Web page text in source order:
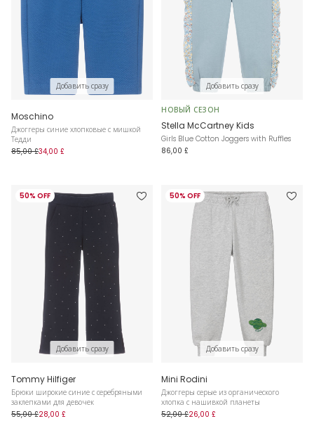
Добавить сразу
Moschino
Джоггеры синие хлопковые с мишкой
Тедди
85,00 £34,00 £
Добавить сразу
НОВЫЙ СЕЗОН
Stella McCartney Kids
Girls Blue Cotton Joggers with Ruffles
86,00 £
50% OFF
Добавить сразу
Tommy Hilfiger
Брюки широкие синие с серебряными
заклепками для девочек
55,00 £28,00 £
50% OFF
Добавить сразу
Mini Rodini
Джоггеры серые из органического
хлопка с нашивкой планеты
52,00 £26,00 £